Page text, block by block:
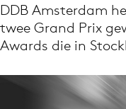
Volg het laatste
DDB Amsterdam
twee Grand Prix
Awards die in